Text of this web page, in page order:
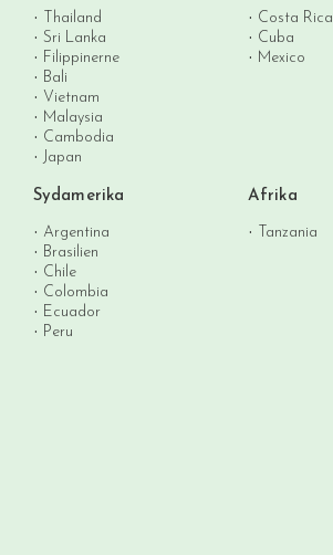
Thailand
Sri Lanka
Filippinerne
Bali
Vietnam
Malaysia
Cambodia
Japan
Costa Rica
Cuba
Mexico
Sydamerika
Argentina
Brasilien
Chile
Colombia
Ecuador
Peru
Afrika
Tanzania